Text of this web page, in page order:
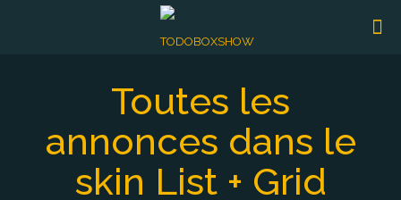
Toutes les
annonces dans le
skin List + Grid